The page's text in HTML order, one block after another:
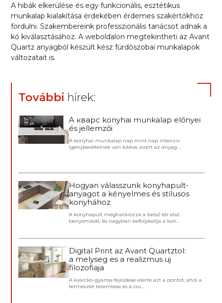
A hibák elkerülése és egy funkcionális, esztétikus
munkalap kialakítása érdekében érdemes szakértőkhöz
fordulni. Szakembereink professzionális tanácsot adnak a
kő kiválasztásához. A weboldalon megtekintheti az Avant
Quartz anyagból készült kész fürdőszobai munkalapok
változatait is.
További hírek:
A кварc konyhai munkalap előnyei
és jellemzői
A konyhai munkalap nap mint nap intenzív
igénybevételnek van kitéve, ezért az anyag ...
Hogyan válasszunk konyhapult-
anyagot a kényelmes és stílusos
konyhához
A konyhapult meghatározza a belső tér első
benyomását, és nagyban befolyásolja a kon...
Digital Print az Avant Quartztol:
a melyseg es a realizmus uj
filozofiaja
A kvarcko-gyartas fejlodese elerte azt a pontot, ahol a
termeszet teremtese es a csu...